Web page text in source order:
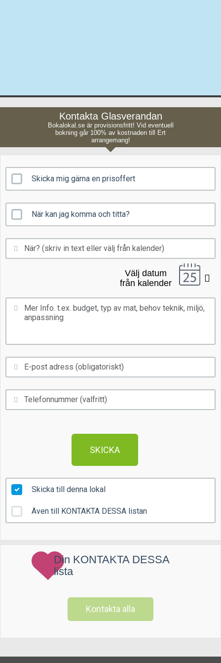
Kontakta Glasverandan
Bokalokal.se är provisionsfritt! Vid eventuell
bokning går 100% av kostnaden till Ert
arrangemang!
Skicka mig gärna en prisoffert
När kan jag komma och titta?
Välj datum
från kalender
Mån Tis Ons Tor Fre Lör Sön
SKICKA
Skicka till denna lokal
Även till KONTAKTA DESSA listan
Din KONTAKTA DESSA
lista
Kontakta alla